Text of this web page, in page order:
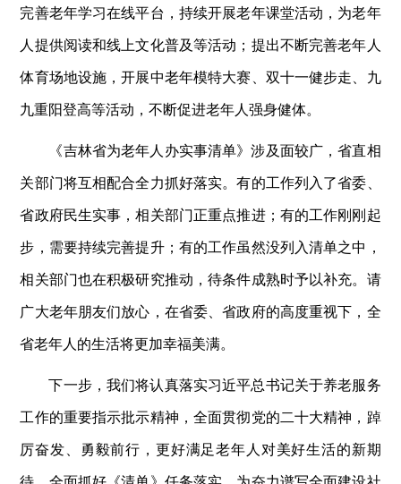
完善老年学习在线平台，持续开展老年课堂活动，为老年
人提供阅读和线上文化普及等活动；提出不断完善老年人
体育场地设施，开展中老年模特大赛、双十一健步走、九
九重阳登高等活动，不断促进老年人强身健体。
《吉林省为老年人办实事清单》涉及面较广，省直相
关部门将互相配合全力抓好落实。有的工作列入了省委、
省政府民生实事，相关部门正重点推进；有的工作刚刚起
步，需要持续完善提升；有的工作虽然没列入清单之中，
相关部门也在积极研究推动，待条件成熟时予以补充。请
广大老年朋友们放心，在省委、省政府的高度重视下，全
省老年人的生活将更加幸福美满。
下一步，我们将认真落实习近平总书记关于养老服务
工作的重要指示批示精神，全面贯彻党的二十大精神，踔
厉奋发、勇毅前行，更好满足老年人对美好生活的新期